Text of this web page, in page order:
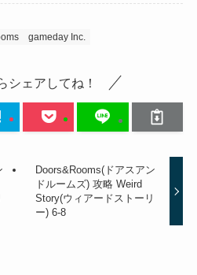
gameday Inc.
シェアしてね！
Doors&Rooms(ドアスアン
ドルームズ) 攻略 Weird
Story(ウィアードストーリ
ー) 6-8